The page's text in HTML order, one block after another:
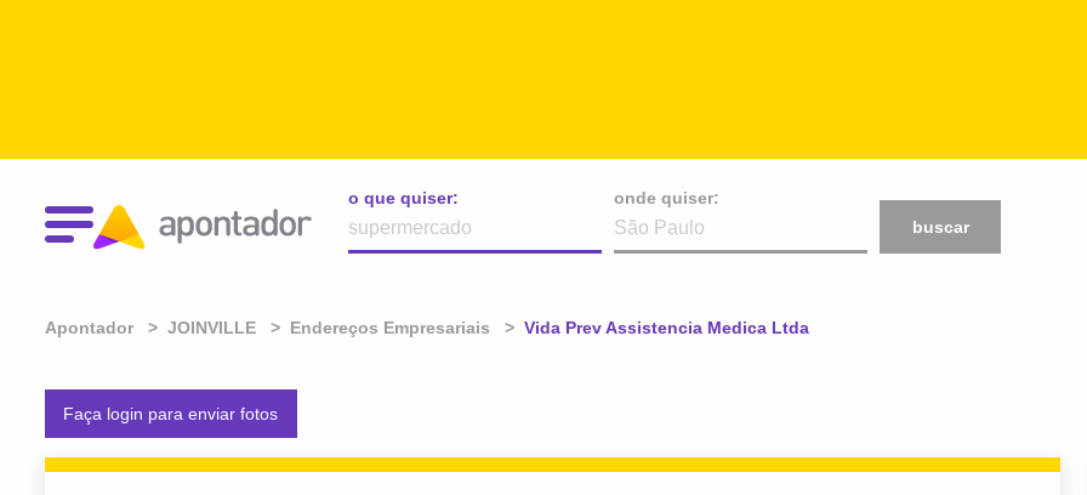
o que quiser:
onde quiser:
buscar
Apontador JOINVILLE Endereços Empresariais Atual:
Vida Prev Assistencia Medica Ltda
Faça login para enviar fotos